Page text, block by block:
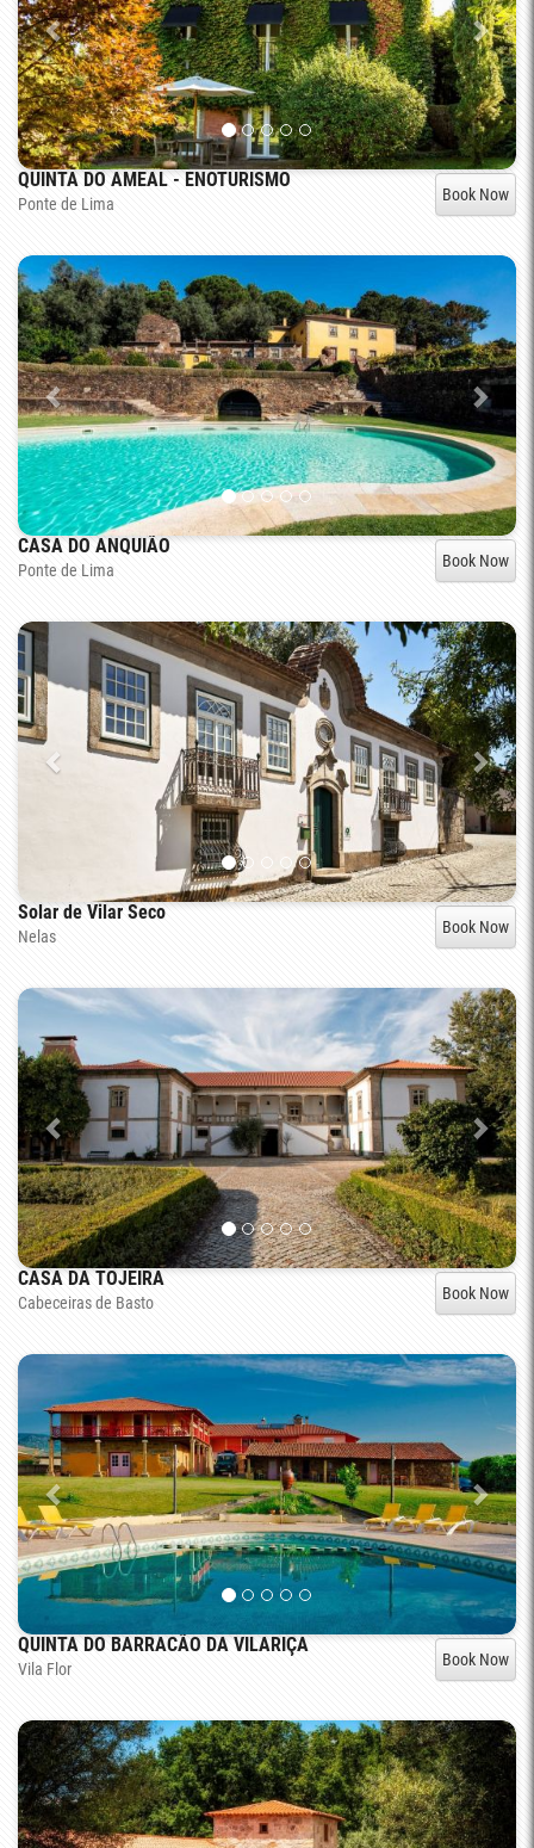
QUINTA DO AMEAL - ENOTURISMO
Ponte de Lima Book Now
CASA DO ANQUIÃO
Ponte de Lima Book Now
Solar de Vilar Seco
Nelas Book Now
CASA DA TOJEIRA
Cabeceiras de Basto Book Now
QUINTA DO BARRACÃO DA VILARIÇA
Vila Flor Book Now